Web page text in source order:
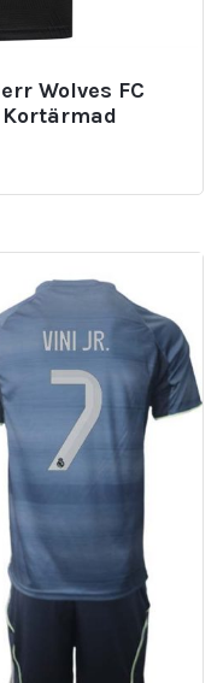
Wolves FC